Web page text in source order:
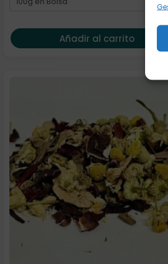
Añadir al carrito